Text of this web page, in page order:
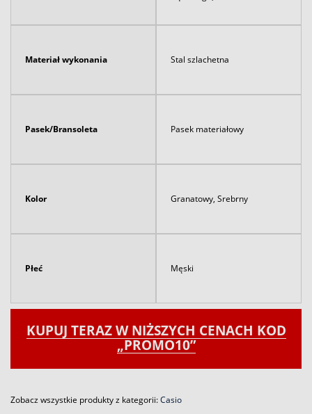
Materiał wykonania Stal szlachetna
Pasek/Bransoleta Pasek materiałowy
Kolor Granatowy, Srebrny
Płeć Męski
KUPUJ TERAZ W NIŻSZYCH CENACH KOD
„PROMO10”
Zobacz wszystkie produkty z kategorii:Casio